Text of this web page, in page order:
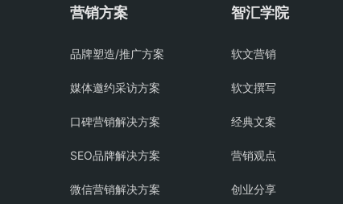
营销方案
品牌塑造/推广方案
媒体邀约采访方案
口碑营销解决方案
SEO品牌解决方案
微信营销解决方案
智汇学院
软文营销
软文撰写
经典文案
营销观点
创业分享